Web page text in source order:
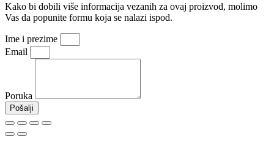
Kako bi dobili više informacija vezanih za ovaj proizvod, molimo
Vas da popunite formu koja se nalazi ispod.
Ime i prezime
Email
Poruka
Pošalji